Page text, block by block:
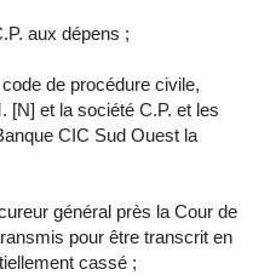
aux dépens ;
de procédure civile,
[N] et la société C.P. et les
CIC Sud Ouest la
général près la Cour de
pour être transcrit en
cassé ;